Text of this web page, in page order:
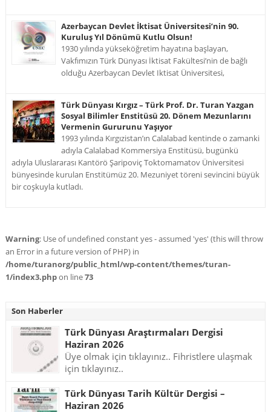
Azerbaycan Devlet İktisat Üniversitesi’nin 90.
Kuruluş Yıl Dönümü Kutlu Olsun!
1930 yılında yükseköğretim hayatına başlayan,
Vakfımızın Türk Dünyası İktisat Fakültesi’nin de bağlı
olduğu Azerbaycan Devlet Iktisat Üniversitesi,
Türk Dünyası Kırgız – Türk Prof. Dr. Turan Yazgan
Sosyal Bilimler Enstitüsü 20. Dönem Mezunlarını
Vermenin Gururunu Yaşıyor
1993 yılında Kırgızistan’ın Calalabad kentinde o zamanki
adıyla Calalabad Kommersiya Enstitüsü, bugünkü
adıyla Uluslararası Kantörö Şaripoviç Toktomamatov Üniversitesi
bünyesinde kurulan Enstitümüz 20. Mezuniyet töreni sevincini büyük
bir coşkuyla kutladı.
Warning: Use of undefined constant yes - assumed 'yes' (this will throw
an Error in a future version of PHP) in
/home/turanorg/public_html/wp-content/themes/turan-
1/index3.phpon line73
Son Haberler
Türk Dünyası Araştırmaları Dergisi
Haziran 2026
Üye olmak için tıklayınız.. Fihristlere ulaşmak
için tıklayınız..
Türk Dünyası Tarih Kültür Dergisi –
Haziran 2026